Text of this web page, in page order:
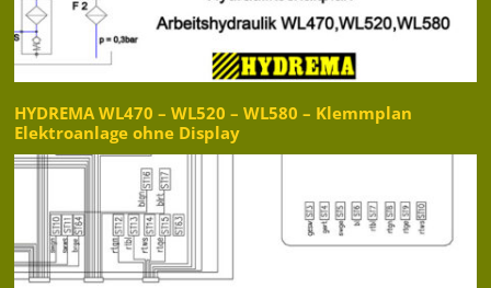
HYDREMA WL470 – WL520 – WL580 – Klemmplan
Elektroanlage ohne Display